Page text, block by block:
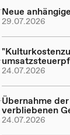
Neue
29.07.2026
24.07.2026
Übernahme
verbliebenen
24.07.2026